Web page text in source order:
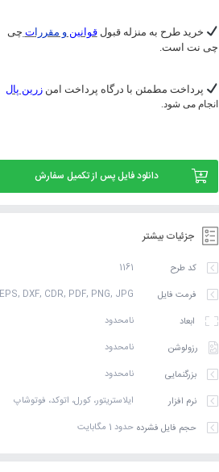
طرح لایه باز وکتور شعر هرگز نمیرد آن که دلش
زنده شد به عشق شاعر حافظ
افزودن
به
سبد
خرید طرح به منزله قبول قوانینو مقررات چی
چی نت است.
پرداخت مطمئن با درگاه پرداخت امن زرین پال
انجام می شود.
دانلود فایل پس از تکمیل سفارش
جزئیات بیشتر
کد طرح
1161
فرمت فایل
EPS, DXF, CDR, PDF, PNG, JPG
ابعاد
نامحدود
رزولوشن
نامحدود
بزرگنمایی
نامحدود
نرم افزار
ایلاستریتور، کورل، اتوکد، فوتوشاپ
حجم فایل فشرده حدود 1 مگابایت